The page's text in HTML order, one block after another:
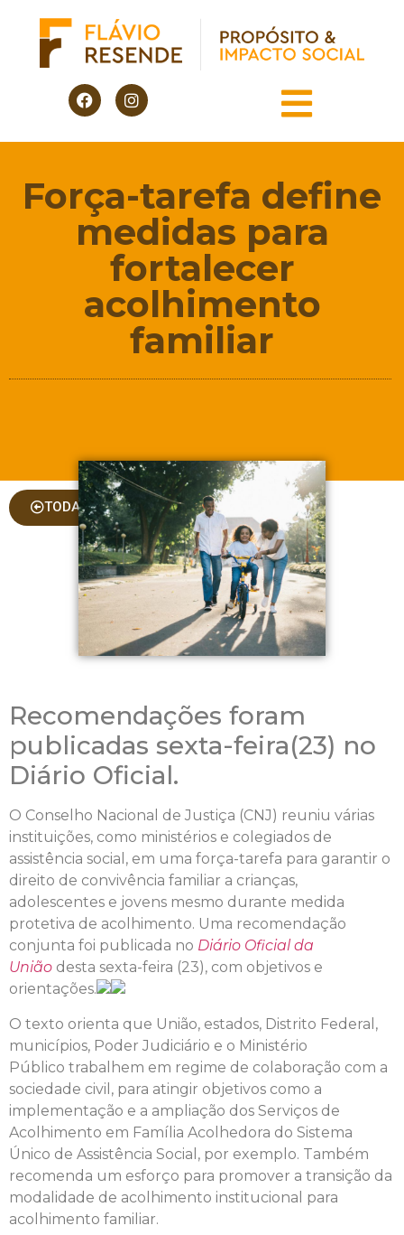
Força-tarefa define
medidas para
fortalecer
acolhimento
familiar
TODAS AS COLUNAS
Recomendações foram
publicadas sexta-feira(23) no
Diário Oficial.
O Conselho Nacional de Justiça (CNJ) reuniu várias
instituições, como ministérios e colegiados de
assistência social, em uma força-tarefa para garantir o
direito de convivência familiar a crianças,
adolescentes e jovens mesmo durante medida
protetiva de acolhimento. Uma recomendação
conjunta foi publicada no Diário Oficial da
União desta sexta-feira (23), com objetivos e
orientações.
O texto orienta que União, estados, Distrito Federal,
municípios, Poder Judiciário e o Ministério
Público trabalhem em regime de colaboração com a
sociedade civil, para atingir objetivos como a
implementação e a ampliação dos Serviços de
Acolhimento em Família Acolhedora do Sistema
Único de Assistência Social, por exemplo. Também
recomenda um esforço para promover a transição da
modalidade de acolhimento institucional para
acolhimento familiar.